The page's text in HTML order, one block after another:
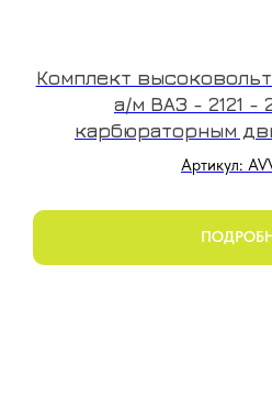
Комплект
а/м ВАЗ - 2121 -
карбюраторным
Артикул: